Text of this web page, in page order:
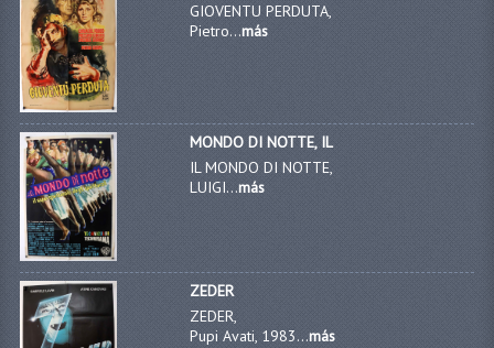
GIOVENTU PERDUTA,
Pietro...más
MONDO DI NOTTE, IL
IL MONDO DI NOTTE,
LUIGI...más
ZEDER
ZEDER,
Pupi Avati, 1983...más